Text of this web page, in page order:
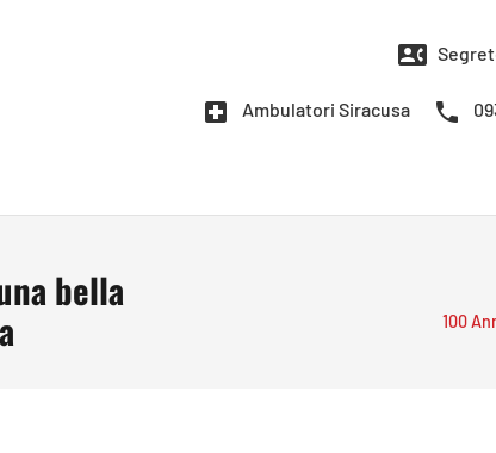
contact_phone
local_hospital Ambulatori Siracusa phone
bella
100